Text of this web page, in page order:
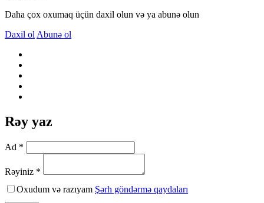
Daha çox oxumaq üçün daxil olun və ya abunə olun
Daxil ol Abunə ol
Rəy yaz
Ad *
Rəyiniz *
Oxudum və razıyam Şərh göndərmə qaydaları